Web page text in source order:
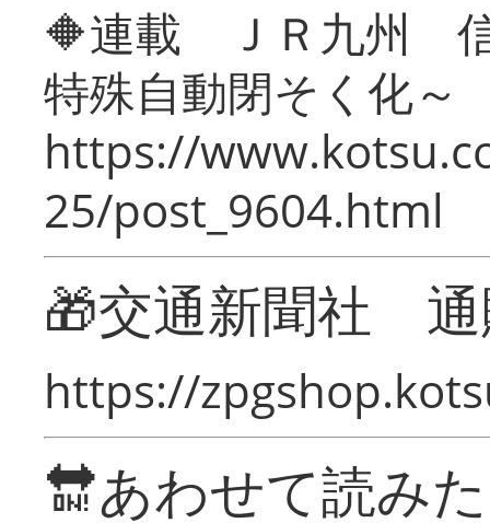
🔶連載 ＪＲ九州 信
特殊自動閉そく化～
https://
25/post_9604.html
🎁交通新聞社
https://
🔛あわせて読み